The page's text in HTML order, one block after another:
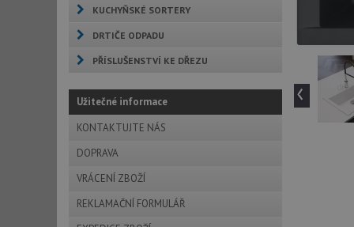
KUCHYŇSKÉ SORTERY
DRTIČE ODPADU
PŘÍSLUŠENSTVÍ KE DŘEZU
Užitečné informace
KONTAKTUJTE NÁS
DOPRAVA
VRÁCENÍ ZBOŽÍ
REKLAMAČNÍ FORMULÁŘ
‹